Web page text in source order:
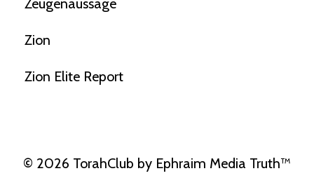
Zeugenaussage
Zion
Zion Elite Report
© 2026 TorahClub by Ephraim Media Truth™